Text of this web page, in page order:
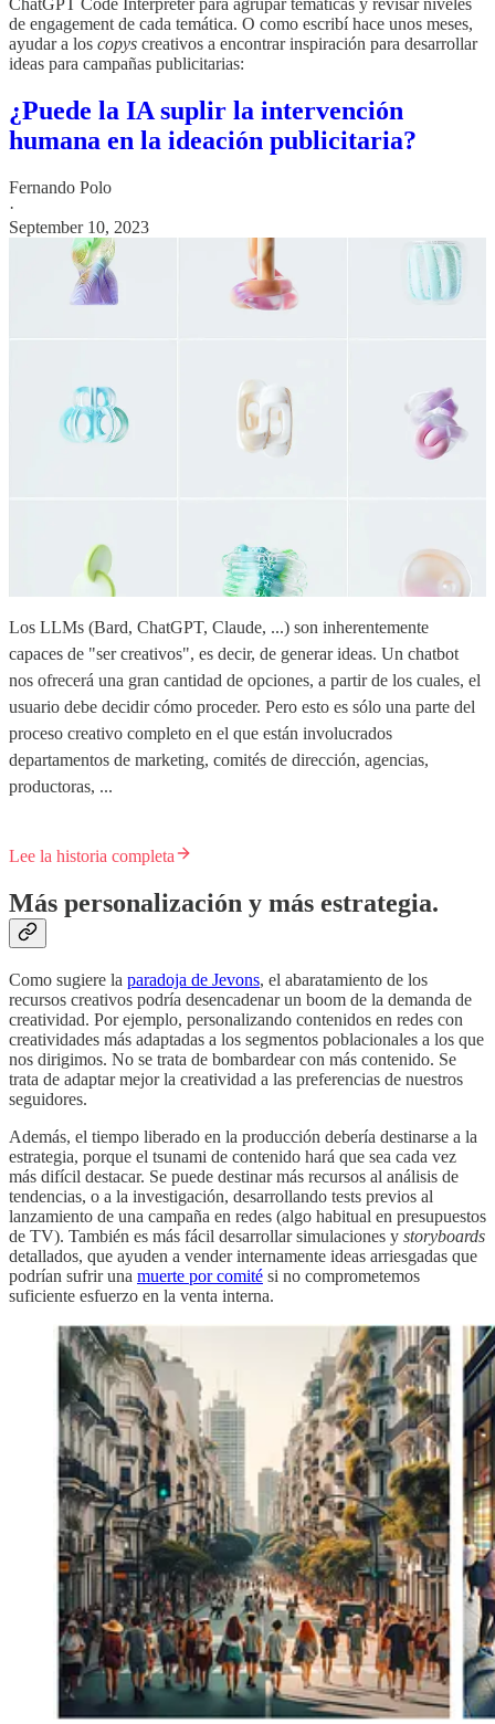
ChatGPT Code Interpreter para agrupar temáticas y revisar niveles
de engagement de cada temática. O como escribí hace unos meses,
ayudar a los copys creativos a encontrar inspiración para desarrollar
ideas para campañas publicitarias:
¿Puede la IA suplir la intervención
humana en la ideación publicitaria?
Fernando Polo
·
September 10, 2023
Los LLMs (Bard, ChatGPT, Claude, ...) son inherentemente
capaces de "ser creativos", es decir, de generar ideas. Un chatbot
nos ofrecerá una gran cantidad de opciones, a partir de los cuales, el
usuario debe decidir cómo proceder. Pero esto es sólo una parte del
proceso creativo completo en el que están involucrados
departamentos de marketing, comités de dirección, agencias,
productoras, ...
Lee la historia completa
Más personalización y más estrategia.
Como sugiere la paradoja de Jevons, el abaratamiento de los
recursos creativos podría desencadenar un boom de la demanda de
creatividad. Por ejemplo, personalizando contenidos en redes con
creatividades más adaptadas a los segmentos poblacionales a los que
nos dirigimos. No se trata de bombardear con más contenido. Se
trata de adaptar mejor la creatividad a las preferencias de nuestros
seguidores.
Además, el tiempo liberado en la producción debería destinarse a la
estrategia, porque el tsunami de contenido hará que sea cada vez
más difícil destacar. Se puede destinar más recursos al análisis de
tendencias, o a la investigación, desarrollando tests previos al
lanzamiento de una campaña en redes (algo habitual en presupuestos
de TV). También es más fácil desarrollar simulaciones y storyboards
detallados, que ayuden a vender internamente ideas arriesgadas que
podrían sufrir una muerte por comité si no comprometemos
suficiente esfuerzo en la venta interna.